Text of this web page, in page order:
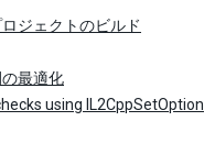
ロジェクトのビルド
の最適化
using IL2CppSetOption